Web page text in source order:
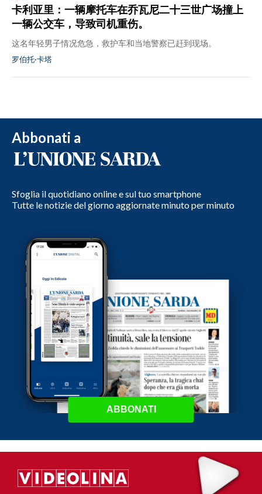
卡利亚里：一辆摩托车在乔瓦尼二十三世广场撞上
一辆公交车，导致司机重伤。
这名年轻男子情况危急，救护车和当地警察已赶到现场。
罗伯托·卡塔
Abbonati a
Sfoglia il quotidiano online e sul tuo smartphone
Tutte le notizie del giorno aggiornate minuto per minuto
ABBONATI